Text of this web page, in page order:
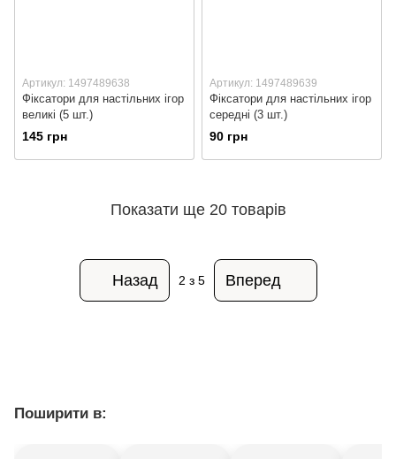
Артикул: 1497489638
Фіксатори для настільних ігор
великі (5 шт.)
145 грн
Артикул: 1497489639
Фіксатори для настільних ігор
середні (3 шт.)
90 грн
Показати ще 20 товарів
Назад 2 з 5 Вперед
Поширити в: